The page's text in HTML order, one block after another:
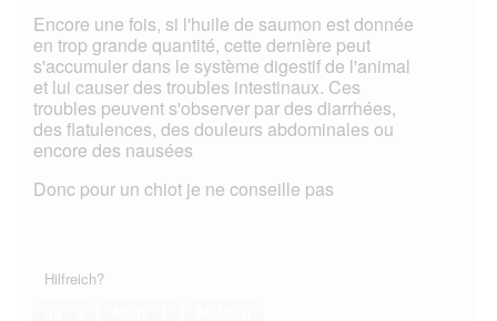
Encore une fois, si l'huile de saumon est donnée
en trop grande quantité, cette dernière peut
s'accumuler dans le système digestif de l'animal
et lui causer des troubles intestinaux. Ces
troubles peuvent s'observer par des diarrhées,
des flatulences, des douleurs abdominales ou
encore des nausées
Donc pour un chiot je ne conseille pas
Hilfreich?